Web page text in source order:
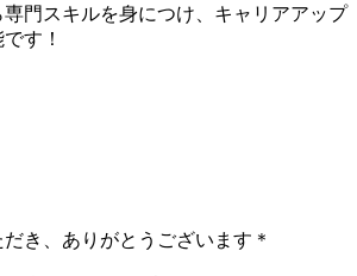
専門スキルを身につけ、キャリアアップ
す！
き、ありがとうございます＊